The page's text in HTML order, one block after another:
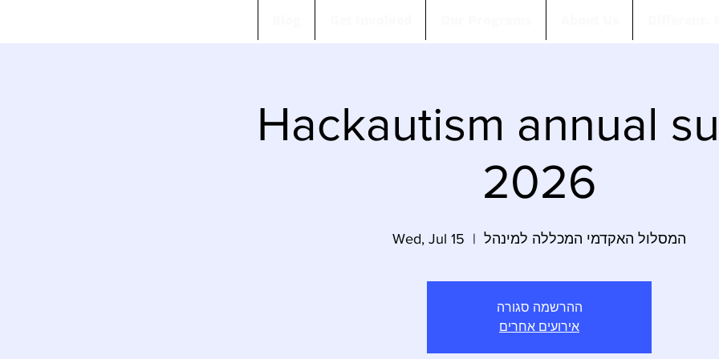
Hackautism annual
2026
Wed, Jul 15
  |
המסלול האקדמי המכללה למינהל
ההרשמה סגורה
אירועים אחרים